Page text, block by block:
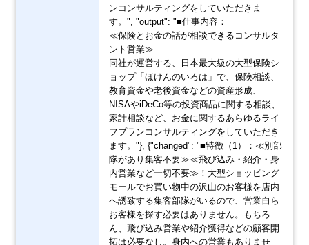
ンコンサルティングをしていただきま
す。", "output": "■仕事内容：
≪保険とお金の話が相談できるコンサルタ
ント営業≫
同社が運営する、日本最大級の大型保険シ
ョップ「ほけんのいろは」で、保険相談、
教育資金や老後資金などの資産形成、
NISAやiDeCo等の投資商品に関する相談、
家計相談など、お金に関するあらゆるライ
フプランコンサルティングをしていただき
ます。"}, {"changed": "■特徴（1）：≪別部
隊があり集客不要≫≪飛び込み・紹介・身
内営業など一切不要≫！大型ショッピング
モールでお買い物中の沢山のお客様を店内
へ誘致する集客部隊がいるので、営業自ら
お客様を探す必要はありません。もちろ
ん、飛び込み営業や紹介獲得などの顧客開
拓は必要なし。身内への営業もありませ